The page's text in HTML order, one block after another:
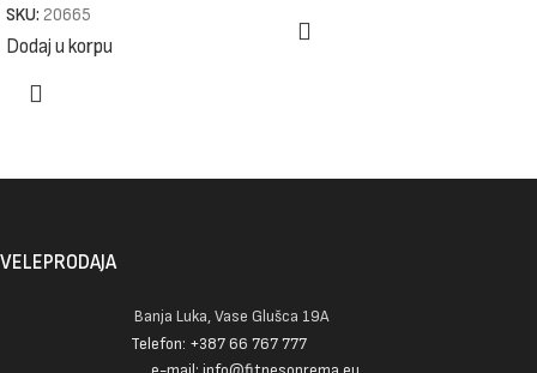
SKU: 20665
Dodaj u korpu
VELEPRODAJA
Banja Luka, Vase Glušca 19A
Telefon: +387 66 767 777